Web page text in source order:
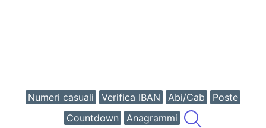
Numeri casuali Verifica IBAN Abi/Cab
Poste
Countdown
Anagrammi